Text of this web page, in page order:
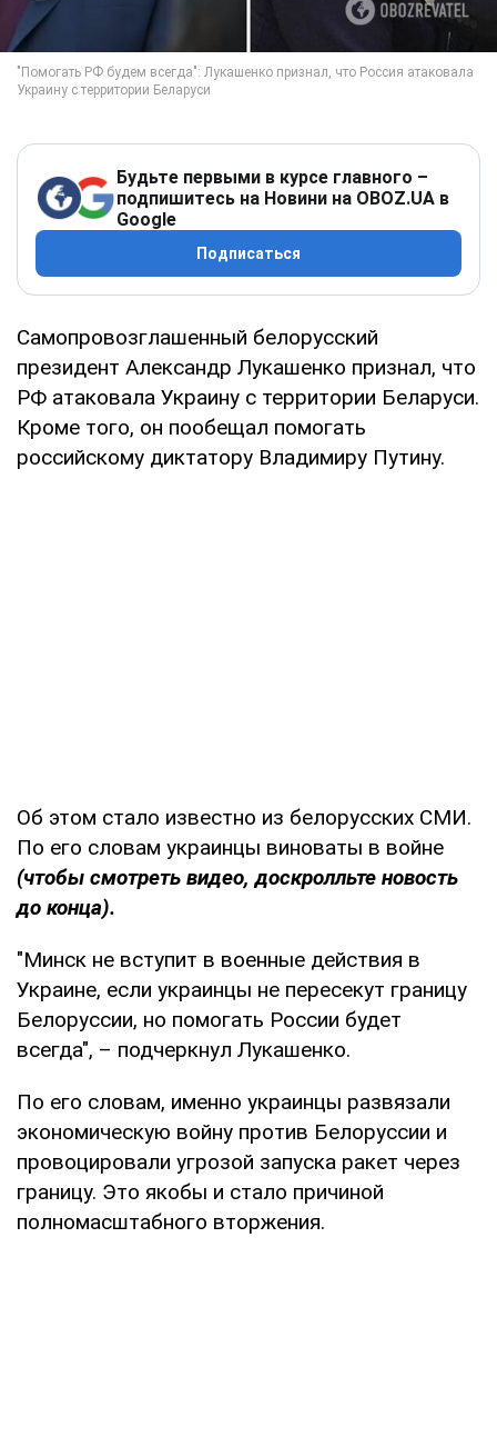
Будьте первыми в курсе главного –
подпишитесь на Новини на OBOZ.UA в
Google
Подписаться
Самопровозглашенный белорусский
президент Александр Лукашенко признал, что
РФ атаковала Украину с территории Беларуси.
Кроме того, он пообещал помогать
российскому диктатору Владимиру Путину.
Об этом стало известно из белорусских СМИ.
По его словам украинцы виноваты в войне
(чтобы смотреть видео, доскролльте новость
до конца).
"Минск не вступит в военные действия в
Украине, если украинцы не пересекут границу
Белоруссии, но помогать России будет
всегда", – подчеркнул Лукашенко.
По его словам, именно украинцы развязали
экономическую войну против Белоруссии и
провоцировали угрозой запуска ракет через
границу. Это якобы и стало причиной
полномасштабного вторжения.